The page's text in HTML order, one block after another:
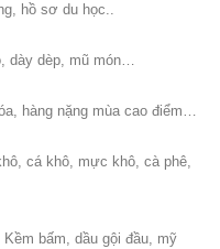
hồ sơ du học..
dày dèp, mũ món…
hàng nặng mùa cao điểm…
cá khô, mực khô, cà phê,
bấm, dầu gội đầu, mỹ